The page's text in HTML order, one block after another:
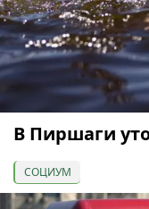
В Пиршаги
СОЦИУМ